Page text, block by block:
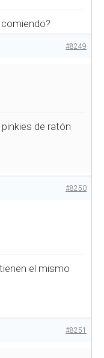
#8249
de ratón
#8250
el mismo
#8251